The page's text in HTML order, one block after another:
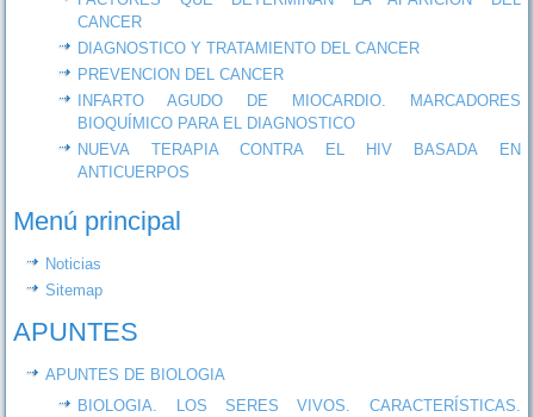
CANCER
DIAGNOSTICO Y TRATAMIENTO DEL CANCER
PREVENCION DEL CANCER
INFARTO AGUDO DE MIOCARDIO. MARCADORES
BIOQUÍMICO PARA EL DIAGNOSTICO
NUEVA TERAPIA CONTRA EL HIV BASADA EN
ANTICUERPOS
Menú principal
Noticias
Sitemap
APUNTES
APUNTES DE BIOLOGIA
BIOLOGIA. LOS SERES VIVOS. CARACTERÍSTICAS.